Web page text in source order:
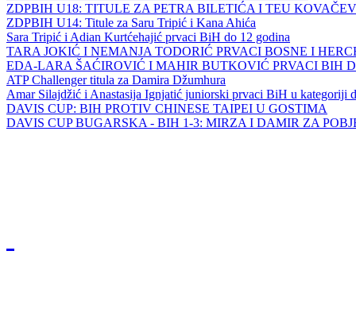
ZDPBIH U18: TITULE ZA PETRA BILETIĆA I TEU
ZDPBIH U14: Titule za Saru Tripić i Kana Ahića
Sara Tripić i Adian Kurtćehajić prvaci BiH do 12 godina
TARA JOKIĆ I NEMANJA TODORIĆ PRVACI BOSNE I
EDA-LARA ŠAĆIROVIĆ I MAHIR BUTKOVIĆ PRVACI BIH
ATP Challenger titula za Damira Džumhura
Amar Silajdžić i Anastasija Ignjatić juniorski prvaci BiH u kategoriji
DAVIS CUP: BIH PROTIV CHINESE TAIPEI U GOSTIMA
DAVIS CUP BUGARSKA - BIH 1-3: MIRZA I DAMIR ZA